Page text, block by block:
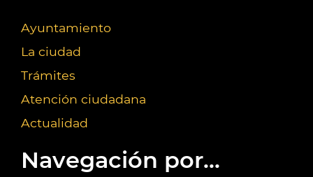
Ayuntamiento
La ciudad
Trámites
Atención ciudadana
Actualidad
Navegación por...